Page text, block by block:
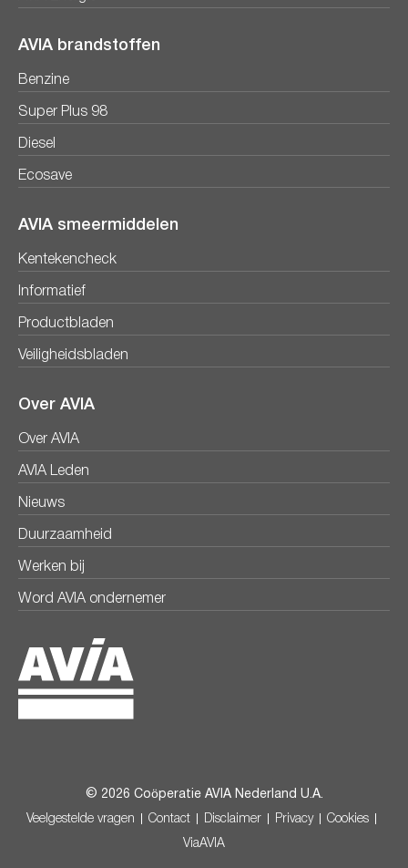
AVIA brandstoffen
Benzine
Super Plus 98
Diesel
Ecosave
AVIA smeermiddelen
Kentekencheck
Informatief
Productbladen
Veiligheidsbladen
Over AVIA
Over AVIA
AVIA Leden
Nieuws
Duurzaamheid
Werken bij
Word AVIA ondernemer
© 2026 Coöperatie AVIA Nederland U.A.
Veelgestelde vragen Contact Disclaimer Privacy Cookies
ViaAVIA